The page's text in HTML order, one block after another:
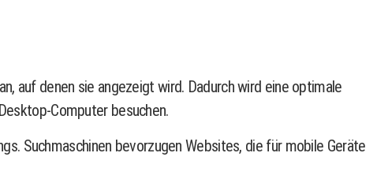
auf denen sie angezeigt wird. Dadurch wird eine optimale
Computer besuchen.
Suchmaschinen bevorzugen Websites, die für mobile Geräte